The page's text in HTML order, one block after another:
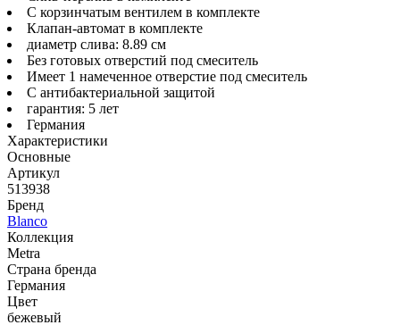
С корзинчатым вентилем в комплекте
Клапан-автомат в комплекте
диаметр слива: 8.89 см
Без готовых отверстий под смеситель
Имеет 1 намеченное отверстие под смеситель
С антибактериальной защитой
гарантия: 5 лет
Германия
Характеристики
Основные
Артикул
513938
Бренд
Blanco
Коллекция
Metra
Страна бренда
Германия
Цвет
бежевый